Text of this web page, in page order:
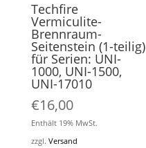
Techfire
Vermiculite-
Brennraum-
Seitenstein (1-teilig)
für Serien: UNI-
1000, UNI-1500,
UNI-17010
€16,00
Enthält 19% MwSt.
zzgl. Versand